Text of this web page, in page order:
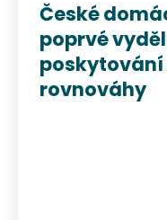
České
poprvé
poskytování
rovnováhy